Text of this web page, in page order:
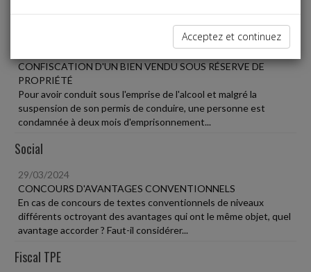
CONFISCATION D'UN BIEN VENDU SOUS RÉSERVE DE
PROPRIÉTÉ
Pour avoir conduit sous l'emprise de l'alcool et malgré la
suspension de son permis de conduire, une personne est
condamnée à deux mois d'emprisonnement...
Social
29/03/2024
CONCOURS D'AVANTAGES CONVENTIONNELS
En cas de concours de textes conventionnels de niveaux
différents octroyant des avantages qui ont le même objet, quel
avantage accorder ? Faut-il considérer...
Fiscal TPE
Acceptez et continuez